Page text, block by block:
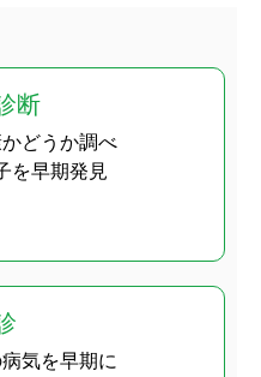
断
どうか調べ
を早期発見
気を早期に